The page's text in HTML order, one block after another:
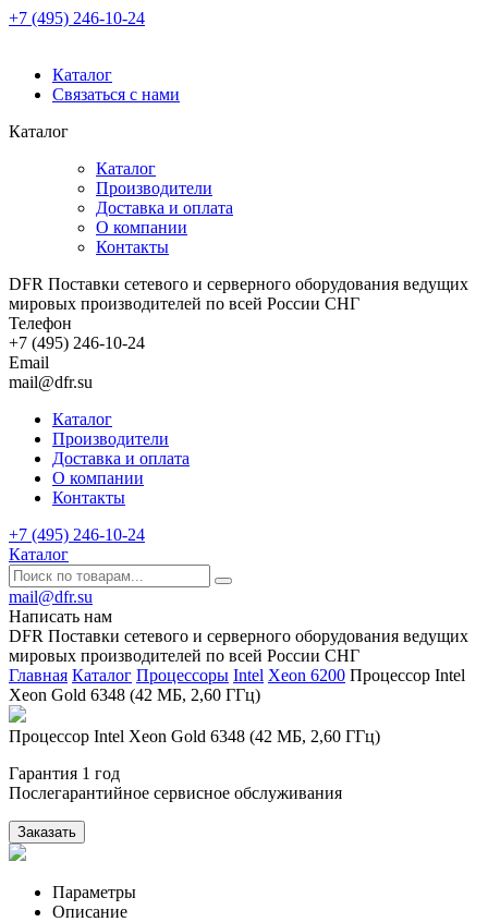
+7 (495) 246-10-24
Каталог
Связаться с нами
Каталог
Каталог
Производители
Доставка и оплата
О компании
Контакты
DFR Поставки сетевого и серверного оборудования ведущих
мировых производителей по всей России СНГ
Телефон
+7 (495) 246-10-24
Email
mail@dfr.su
Каталог
Производители
Доставка и оплата
О компании
Контакты
+7 (495) 246-10-24
Каталог
mail@dfr.su
Написать нам
DFR Поставки сетевого и серверного оборудования ведущих
мировых производителей по всей России СНГ
Главная Каталог Процессоры Intel Xeon 6200 Процессор Intel
Xeon Gold 6348 (42 МБ, 2,60 ГГц)
Процессор Intel Xeon Gold 6348 (42 МБ, 2,60 ГГц)
Гарантия 1 год
Послегарантийное сервисное обслуживания
Заказать
Параметры
Описание